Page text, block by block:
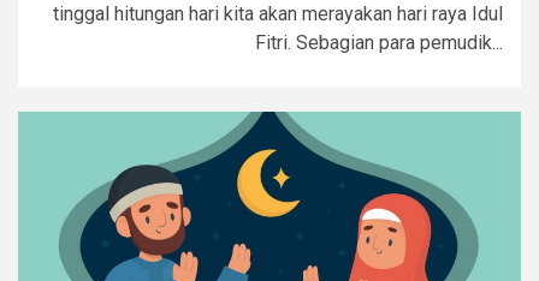
tinggal hitungan hari kita akan merayakan hari raya Idul
Fitri. Sebagian para pemudik...